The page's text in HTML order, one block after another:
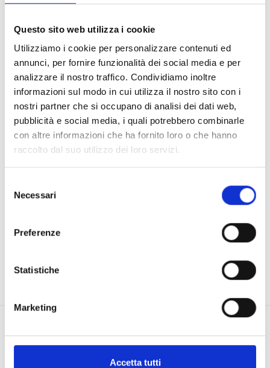
Questo sito web utilizza i cookie
Utilizziamo i cookie per personalizzare contenuti ed
annunci, per fornire funzionalità dei social media e per
analizzare il nostro traffico. Condividiamo inoltre
informazioni sul modo in cui utilizza il nostro sito con i
nostri partner che si occupano di analisi dei dati web,
pubblicità e social media, i quali potrebbero combinarle
con altre informazioni che ha fornito loro o che hanno
raccolto dal suo utilizzo dei loro servizi.
delNecessari
Preferenze
Statistiche
Marketing
Accetta tutti
dei diritti delle donne nel Paese.
Come affermato dal project manager di COOPI, Sidiki
Aboubakar Mfokoue, durante la cerimonia d’inaugurazione a
Bol, ilcoinvolgimento delle donneè un fattore
essenziale della strategia di supporto al governo per la
risoluzione dei conflitti intercomunitari nei dipartimenti di
Fouli, Kaya, Wayi e Mamdi.
Nel corso dell’evento, in rappresentanza del governatore il
prefetto di Mambi, Mahamat Béchir Mahamat, ha ribadito il
sostegno delle autorità locali nell'attuazione di questo
progetto, che è in linea con la
politica del governo in
ratifica di diversi testi e leggi, nonché di convenzioni e